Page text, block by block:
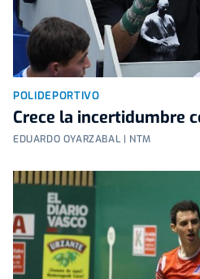
POLIDEPORTIVO
Crece la incertidumbre
EDUARDO OYARZABAL | NTM